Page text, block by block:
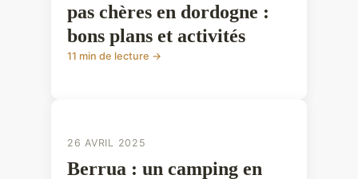
pas chères en dordogne :
bons plans et activités
11 min de lecture →
26 AVRIL 2025
Berrua : un camping en